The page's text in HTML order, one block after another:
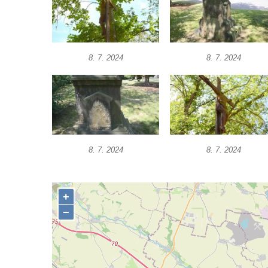
Podluží
Kříž u domu čp. 155 v Chřibské
Údajný kříž u domu čp. 283 ve Chřibské
Kříž jižně od Bukolu
Kříž na návsi v Bukolu
Centrální kříž hřbitova v Hrobčicích
Kříž u silnice z Chouče do Mirošovic
Centrální kříž hřbitova v Chouči
Kříž na rozcestí v Záluží
Boží muka u domu čp. 392 na rohu ulic Na
Hradčanech a Palackého v Roudnici nad
Labem
Kříž v centru Liběšic
Kříž na návsi v Chouči
8. 7. 2024 8. 7. 2024
8. 7. 2024 8. 7. 2024